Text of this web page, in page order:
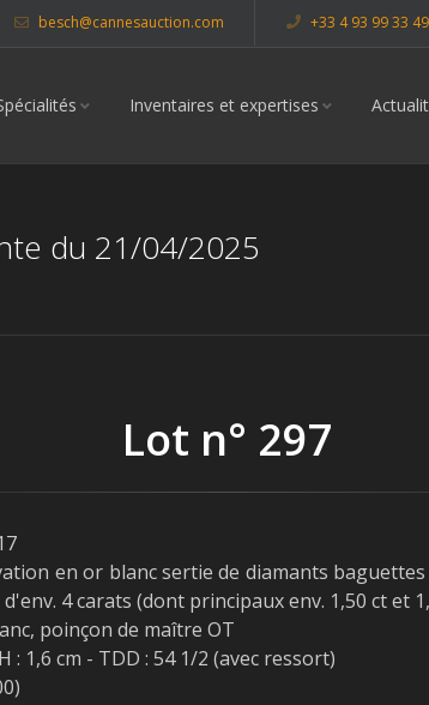
besch@cannesauction.com +33 4 93 99 33 49
Inventaires et expertises
du 21/04/2025
Lot n° 297
en or blanc sertie de diamants
4 carats (dont principaux env. 1,50 ct et
poinçon de maître OT
: 1,6 cm - TDD : 54 1/2 (avec ressort)